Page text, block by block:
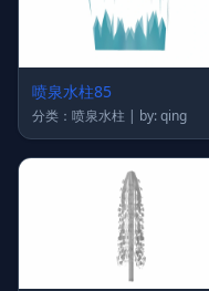
喷泉水柱85
分类：喷泉水柱 | by: qing